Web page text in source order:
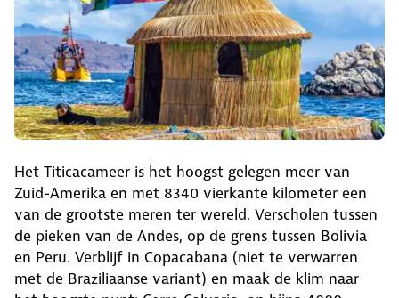
Het Titicacameer is het hoogst gelegen meer van
Zuid-Amerika en met 8340 vierkante kilometer een
van de grootste meren ter wereld. Verscholen tussen
de pieken van de Andes, op de grens tussen Bolivia
en Peru. Verblijf in Copacabana (niet te verwarren
met de Braziliaanse variant) en maak de klim naar